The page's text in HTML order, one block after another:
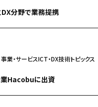
DX分野で業務提携
事業・サービスICT・DX技術トピックス
業Hacobuに出資